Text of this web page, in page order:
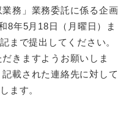
務」業務委託に係る企画
8年5月18日（月曜日）ま
まで提出してください。
きますようお願いしま
載された連絡先に対して
ます。